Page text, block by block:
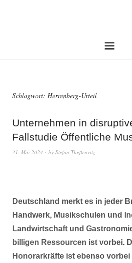
Schlagwort: Herrenberg-Urteil
Unternehmen in
Fallstudie Öffentliche
31. Mai 2024 by Stefan Theßenvitz
Deutschland merkt es in jeder
Handwerk, Musikschulen und
Landwirtschaft und
billigen Ressourcen ist vorbei.
Honorarkräfte ist ebenso vorbei